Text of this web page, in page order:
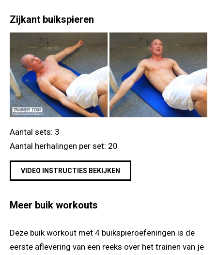
Zijkant buikspieren
Aantal sets: 3
Aantal herhalingen per set: 20
VIDEO INSTRUCTIES BEKIJKEN
Meer buik workouts
Deze buik workout met 4 buikspieroefeningen is de
eerste aflevering van een reeks over het trainen van je